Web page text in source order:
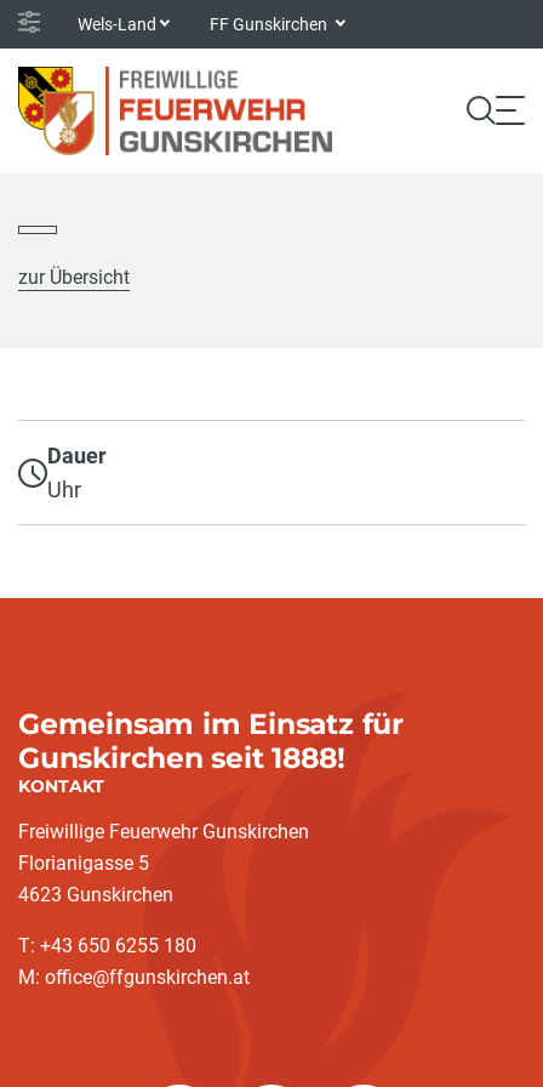
Wels-Land FF Gunskirchen
zur Übersicht
Dauer
Uhr
Gemeinsam im Einsatz für
Gunskirchen seit 1888!
KONTAKT
Freiwillige Feuerwehr Gunskirchen
Florianigasse 5
4623 Gunskirchen
T: +43 650 6255 180
M: office@ffgunskirchen.at